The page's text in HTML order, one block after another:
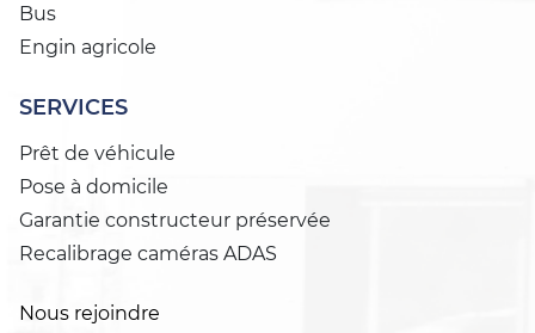
Bus
Engin agricole
SERVICES
Prêt de véhicule
Pose à domicile
Garantie constructeur préservée
Recalibrage caméras ADAS
Nous rejoindre